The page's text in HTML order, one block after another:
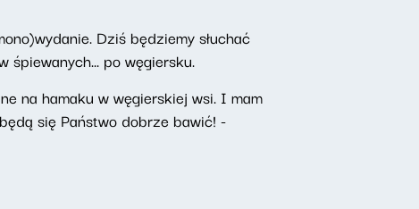
Dziś będziemy słuchać
śpiewanych... po węgiersku.
na hamaku w węgierskiej wsi. I mam
się Państwo dobrze bawić! -